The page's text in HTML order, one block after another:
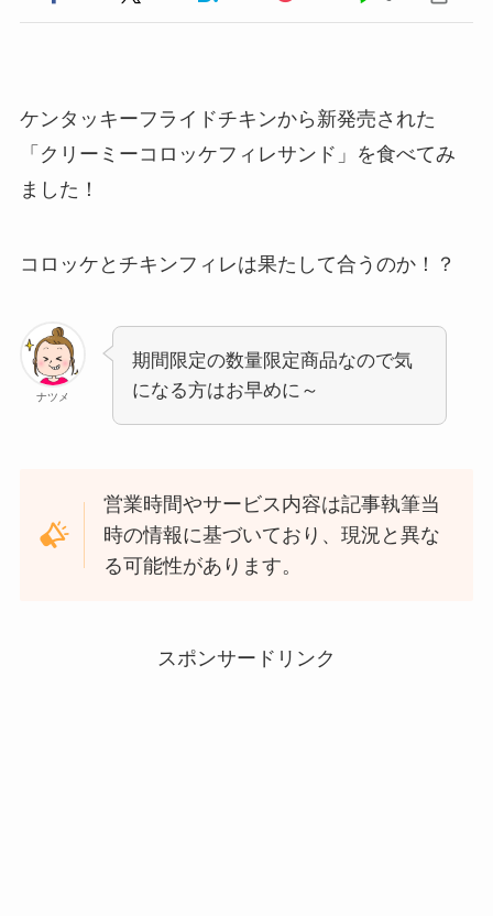
ケンタッキーフライドチキンから新発売された
「クリーミーコロッケフィレサンド」を食べてみ
ました！
コロッケとチキンフィレは果たして合うのか！？
ナツメ
期間限定の数量限定商品なので気
になる方はお早めに～
営業時間やサービス内容は記事執筆当
時の情報に基づいており、現況と異な
る可能性があります。
スポンサードリンク